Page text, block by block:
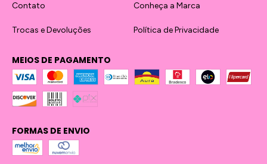
Contato Conheça a Marca
Trocas e Devoluções Política de Privacidade
MEIOS DE PAGAMENTO
FORMAS DE ENVIO